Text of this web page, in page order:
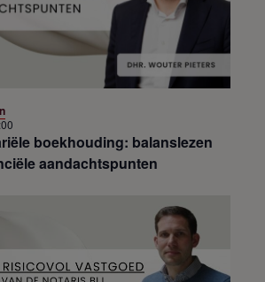
boekhouding: balanslezen
aandachtspunten